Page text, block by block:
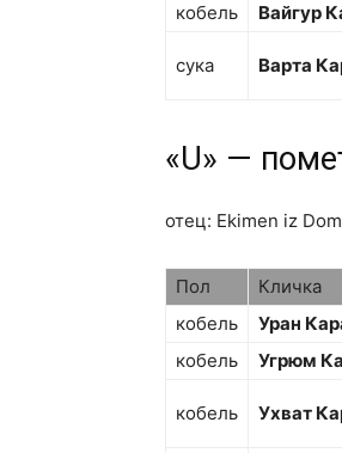
кобель
Вайгур
сука Варта
«U» —
отец: Ekimen iz
Пол Кличка
кобель
Уран
кобель
Угрюм
кобель Ухват